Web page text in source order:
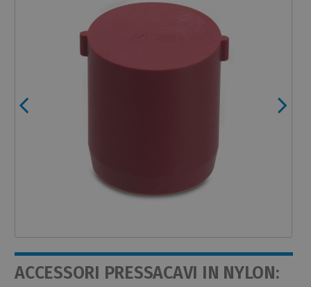
ACCESSORI PRESSACAVI IN NYLON: